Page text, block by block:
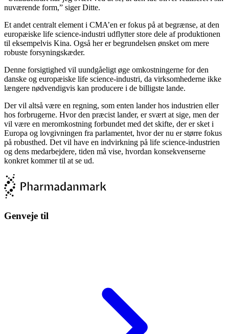
nuværende form,” siger Ditte.
Et andet centralt element i CMA’en er fokus på at begrænse, at den
europæiske life science-industri udflytter store dele af produktionen
til eksempelvis Kina. Også her er begrundelsen ønsket om mere
robuste forsyningskæder.
Denne forsigtighed vil uundgåeligt øge omkostningerne for den
danske og europæiske life science-industri, da virksomhederne ikke
længere nødvendigvis kan producere i de billigste lande.
Der vil altså være en regning, som enten lander hos industrien eller
hos forbrugerne. Hvor den præcist lander, er svært at sige, men der
vil være en meromkostning forbundet med det skifte, der er sket i
Europa og lovgivningen fra parlamentet, hvor der nu er større fokus
på robusthed. Det vil have en indvirkning på life science-industrien
og dens medarbejdere, tiden må vise, hvordan konsekvenserne
konkret kommer til at se ud.
Genveje til